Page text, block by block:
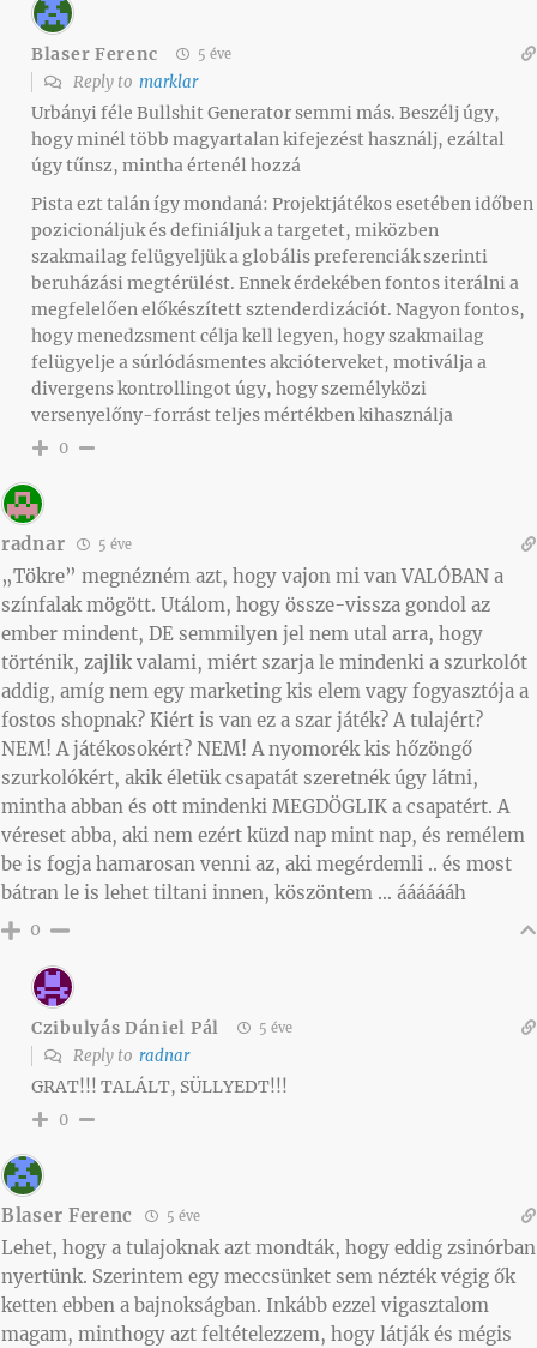
Blaser Ferenc 5 éve
Reply to marklar
Urbányi féle Bullshit Generator semmi más. Beszélj úgy,
hogy minél több magyartalan kifejezést használj, ezáltal
úgy tűnsz, mintha értenél hozzá
Pista ezt talán így mondaná: Projektjátékos esetében időben
pozicionáljuk és definiáljuk a targetet, miközben
szakmailag felügyeljük a globális preferenciák szerinti
beruházási megtérülést. Ennek érdekében fontos iterálni a
megfelelően előkészített sztenderdizációt. Nagyon fontos,
hogy menedzsment célja kell legyen, hogy szakmailag
felügyelje a súrlódásmentes akcióterveket, motiválja a
divergens kontrollingot úgy, hogy személyközi
versenyelőny-forrást teljes mértékben kihasználja
0
radnar 5 éve
„Tökre” megnézném azt, hogy vajon mi van VALÓBAN a
színfalak mögött. Utálom, hogy össze-vissza gondol az
ember mindent, DE semmilyen jel nem utal arra, hogy
történik, zajlik valami, miért szarja le mindenki a szurkolót
addig, amíg nem egy marketing kis elem vagy fogyasztója a
fostos shopnak? Kiért is van ez a szar játék? A tulajért?
NEM! A játékosokért? NEM! A nyomorék kis hőzöngő
szurkolókért, akik életük csapatát szeretnék úgy látni,
mintha abban és ott mindenki MEGDÖGLIK a csapatért. A
véreset abba, aki nem ezért küzd nap mint nap, és remélem
be is fogja hamarosan venni az, aki megérdemli .. és most
bátran le is lehet tiltani innen, köszöntem … ááááááh
0
Czibulyás Dániel Pál 5 éve
Reply to radnar
GRAT!!! TALÁLT, SÜLLYEDT!!!
0
Blaser Ferenc 5 éve
Lehet, hogy a tulajoknak azt mondták, hogy eddig zsinórban
nyertünk. Szerintem egy meccsünket sem nézték végig ők
ketten ebben a bajnokságban. Inkább ezzel vigasztalom
magam, minthogy azt feltételezzem, hogy látják és mégis